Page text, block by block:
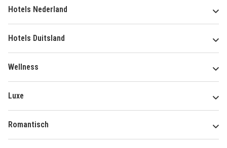
Hotels Nederland
Hotels Duitsland
Wellness
Luxe
Romantisch